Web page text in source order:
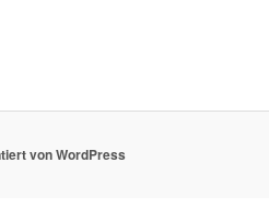
von WordPress